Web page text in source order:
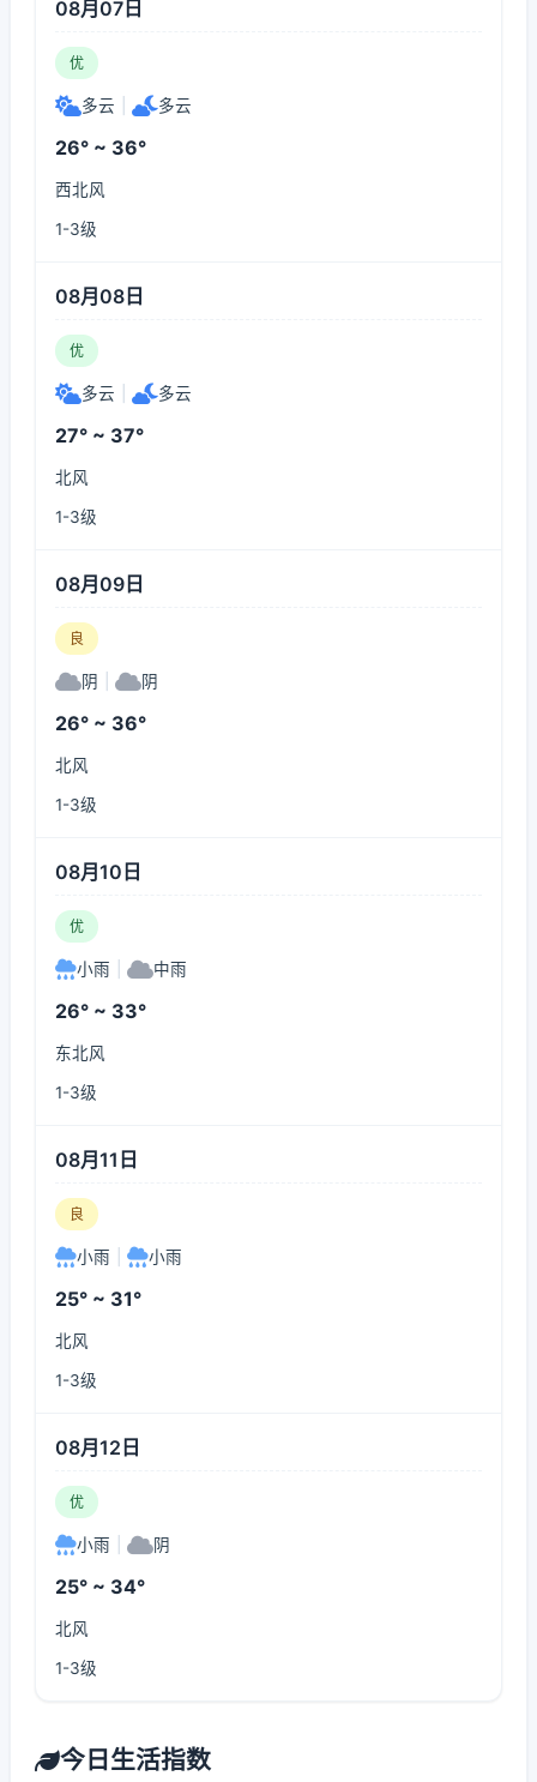
08月07日
优
多云 多云
26° ~ 36°
西北风
1-3级
08月08日
优
多云 多云
27° ~ 37°
北风
1-3级
08月09日
良
阴 阴
26° ~ 36°
北风
1-3级
08月10日
优
小雨 中雨
26° ~ 33°
东北风
1-3级
08月11日
良
小雨 小雨
25° ~ 31°
北风
1-3级
08月12日
优
小雨 阴
25° ~ 34°
北风
1-3级
今日生活指数